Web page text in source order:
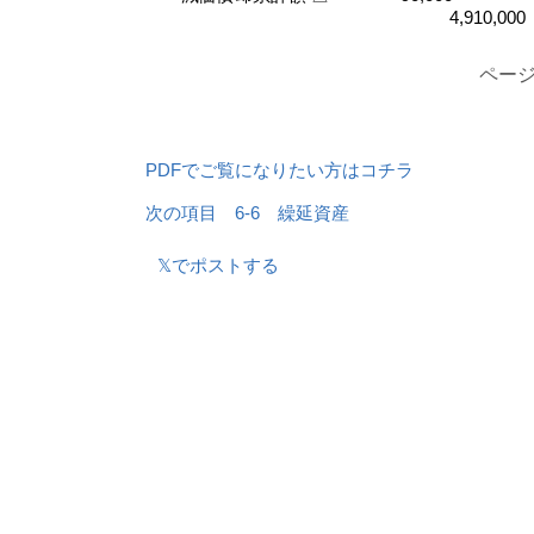
4,910,000
ペー
PDFでご覧になりたい方はコチラ
次の項目 6-6 繰延資産
𝕏でポストする